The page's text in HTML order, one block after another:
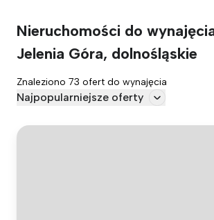
Nieruchomości do
Jelenia Góra, dolnośląskie
Znaleziono 73 ofert do wynajęcia
Najpopularniejsze oferty